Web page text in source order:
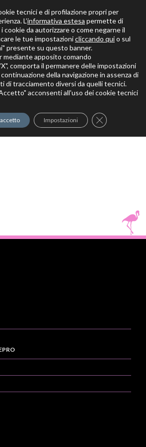
per veri decoratori
tecnici e di profilazione propri per
L’informativa estesa permette di
cookie da autorizzare o come negarne il
le tue impostazionicliccando quio sul
presente su questo banner.
mediante apposito comando
comporta il permanere delle impostazioni
della navigazione in assenza di
di tracciamento diversi da quelli tecnici.
acconsenti all'uso dei cookie tecnici
Impostazioni Close GDPR